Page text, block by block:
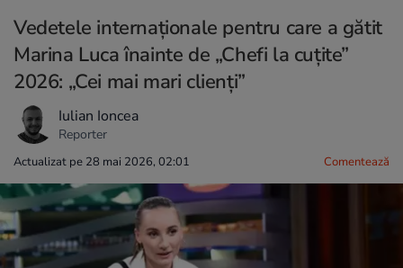
Vedetele internaționale pentru care a gătit
Marina Luca înainte de „Chefi la cuțite”
2026: „Cei mai mari clienți”
Iulian Ioncea
Reporter
Actualizat pe 28 mai 2026, 02:01 Comentează